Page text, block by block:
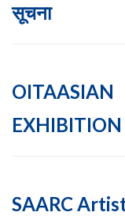
सूचना
EXHIBITION
SAARC